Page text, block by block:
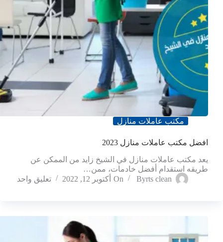
مكتب عاملات منازل
افضل مكتب عاملات منازل 2023
يعد مكتب عاملات منازل في الشيخ زايد من الممكن عن
طريقه استقدام أفضل خادمات، ممن…
Byrts clean
On أكتوبر 12, 2022 تعليق واحد